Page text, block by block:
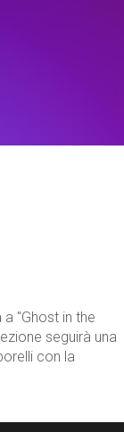
"Ghost in the
seguirà una
con la